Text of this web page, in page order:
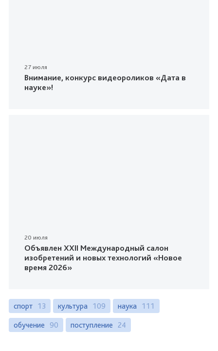
27 июля
Внимание, конкурс видеороликов «Дата в
науке»!
20 июля
Объявлен XXII Международный салон
изобретений и новых технологий «Новое
время 2026»
спорт 13 культура 109 наука 111
обучение 90 поступление 24